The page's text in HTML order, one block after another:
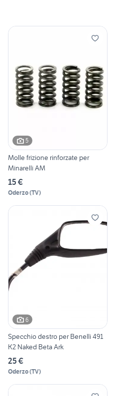
5
Molle frizione rinforzate per
Minarelli AM
15 €
Oderzo(TV)
6
Specchio destro per Benelli 491
K2 Naked Beta Ark
25 €
Oderzo(TV)